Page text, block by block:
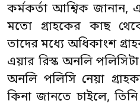
কর্মকর্তা আশ্বিক জানান,
মতো গ্রাহকের কাছ
তাদের মধ্যে অধিকাংশ
এয়ার রিস্ক অনলি
অনলি পলিসি নেয়া
কিনা জানতে চাইলে,